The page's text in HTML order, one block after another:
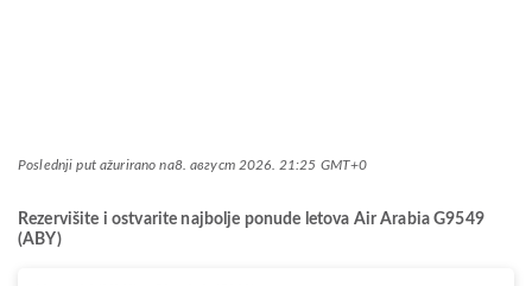
Poslednji put ažurirano na8. август 2026. 21:25 GMT+0
Rezervišite i ostvarite najbolje ponude letova Air Arabia G9549
(ABY)